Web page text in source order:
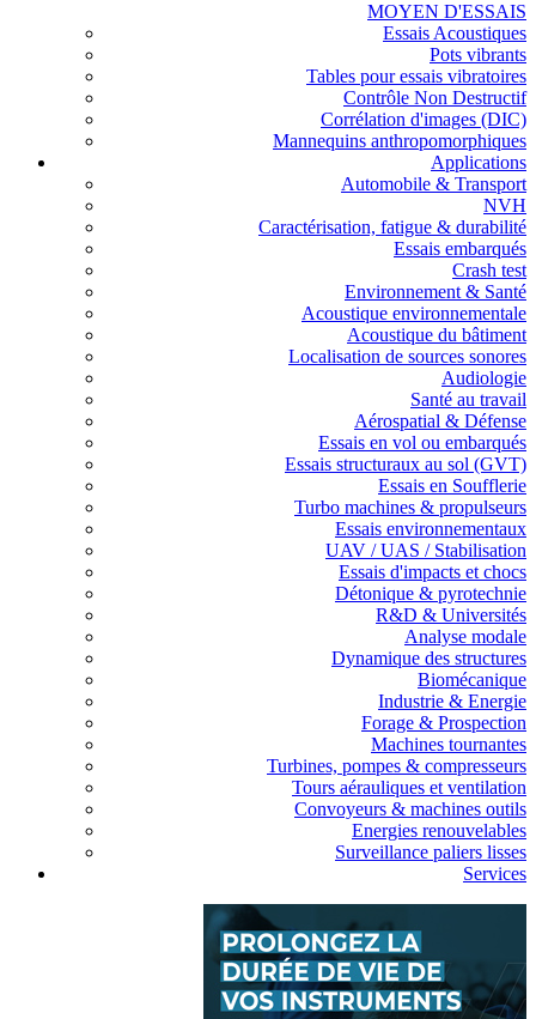
MOYEN D'ESSAIS
Essais Acoustiques
Pots vibrants
Tables pour essais vibratoires
Contrôle Non Destructif
Corrélation d'images (DIC)
Mannequins anthropomorphiques
Applications
Automobile & Transport
NVH
Caractérisation, fatigue & durabilité
Essais embarqués
Crash test
Environnement & Santé
Acoustique environnementale
Acoustique du bâtiment
Localisation de sources sonores
Audiologie
Santé au travail
Aérospatial & Défense
Essais en vol ou embarqués
Essais structuraux au sol (GVT)
Essais en Soufflerie
Turbo machines & propulseurs
Essais environnementaux
UAV / UAS / Stabilisation
Essais d'impacts et chocs
Détonique & pyrotechnie
R&D & Universités
Analyse modale
Dynamique des structures
Biomécanique
Industrie & Energie
Forage & Prospection
Machines tournantes
Turbines, pompes & compresseurs
Tours aérauliques et ventilation
Convoyeurs & machines outils
Energies renouvelables
Surveillance paliers lisses
Services